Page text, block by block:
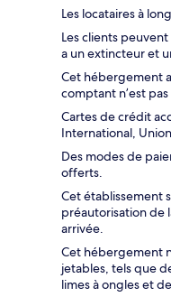
Les locataires à
Les clients
a un extincteur et
Cet hébergement
comptant n’est
Cartes de crédit
International,
Des modes de
offerts.
Cet établissement
préautorisation de
arrivée.
Cet hébergement
jetables, tels que
limes à ongles et